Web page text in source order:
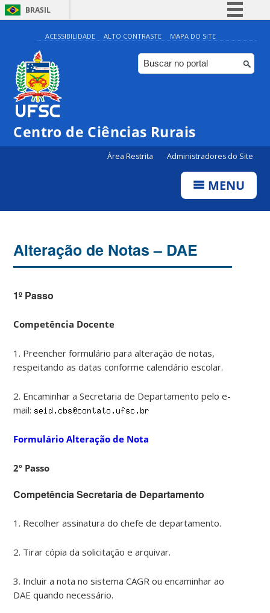
BRASIL
Simplifique!
Comunica BR
Participe
Canais
ACESSIBILIDADE ALTO CONTRASTE MAPA DO SITE
Centro de Ciências Rurais
Área Restrita Administradores do Site
MENU
Alteração de Notas – DAE
1º Passo
Competência Docente
1. Preencher formulário para alteração de notas,
respeitando as datas conforme calendário escolar.
2. Encaminhar a Secretaria de Departamento pelo e-
mail:
Formulário Alteração de Nota
2º Passo
Competência Secretaria de Departamento
1. Recolher assinatura do chefe de departamento.
2. Tirar cópia da solicitação e arquivar.
3. Incluir a nota no sistema CAGR ou encaminhar ao
DAE quando necessário.